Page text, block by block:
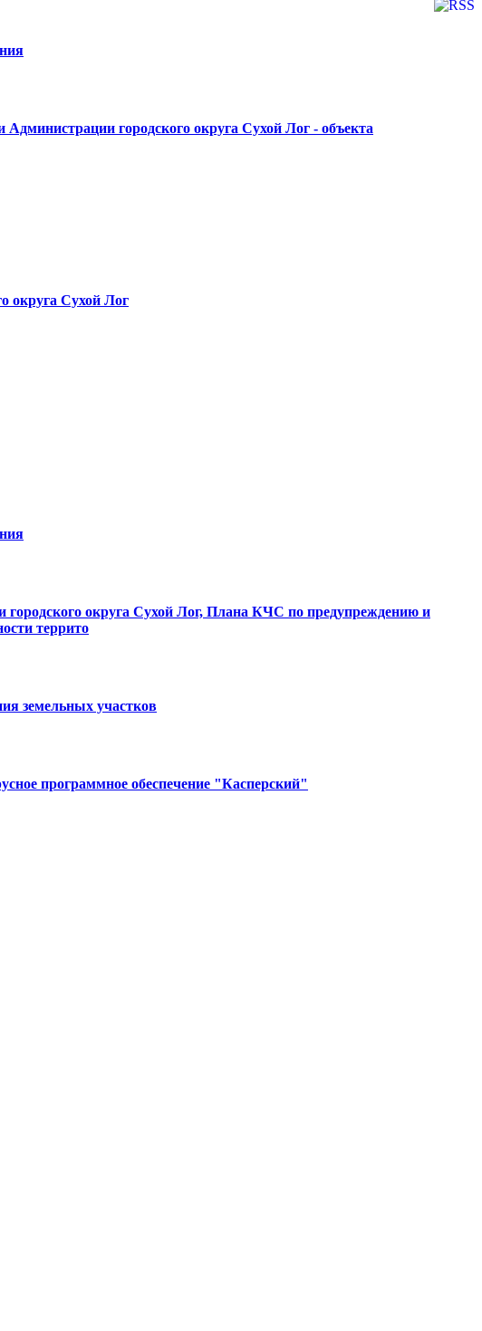
городского округа Сухой Лог - объекта
округа Сухой Лог
округа Сухой Лог, Плана КЧС по предупреждению и
террито
земельных участков
программное обеспечение "Касперский"